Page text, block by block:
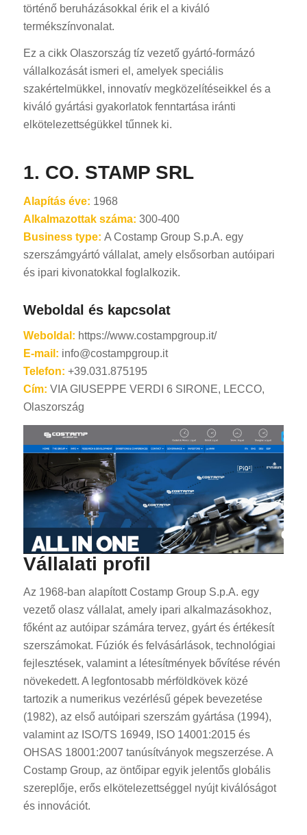
történő beruházásokkal érik el a kiváló
termékszínvonalat.
Ez a cikk Olaszország tíz vezető gyártó-formázó
vállalkozását ismeri el, amelyek speciális
szakértelmükkel, innovatív megközelítéseikkel és a
kiváló gyártási gyakorlatok fenntartása iránti
elkötelezettségükkel tűnnek ki.
1. CO. STAMP SRL
Alapítás éve: 1968
Alkalmazottak száma: 300-400
Business type: A Costamp Group S.p.A. egy
szerszámgyártó vállalat, amely elsősorban autóipari
és ipari kivonatokkal foglalkozik.
Weboldal és kapcsolat
Weboldal: https://www.costampgroup.it/
E-mail: info@costampgroup.it
Telefon: +39.031.875195
Cím: VIA GIUSEPPE VERDI 6 SIRONE, LECCO,
Olaszország
Vállalati profil
Az 1968-ban alapított Costamp Group S.p.A. egy
vezető olasz vállalat, amely ipari alkalmazásokhoz,
főként az autóipar számára tervez, gyárt és értékesít
szerszámokat. Fúziók és felvásárlások, technológiai
fejlesztések, valamint a létesítmények bővítése révén
növekedett. A legfontosabb mérföldkövek közé
tartozik a numerikus vezérlésű gépek bevezetése
(1982), az első autóipari szerszám gyártása (1994),
valamint az ISO/TS 16949, ISO 14001:2015 és
OHSAS 18001:2007 tanúsítványok megszerzése. A
Costamp Group, az öntőipar egyik jelentős globális
szereplője, erős elkötelezettséggel nyújt kiválóságot
és innovációt.